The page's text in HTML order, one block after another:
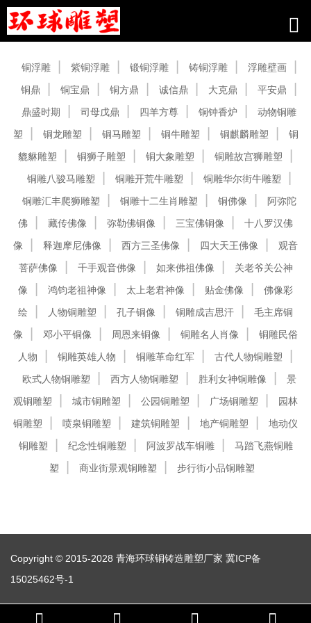
铜浮雕 紫铜浮雕 锻铜浮雕 铸铜浮雕
浮雕壁画
铜鼎
铜宝鼎 铜方鼎 诚信鼎 大克鼎
平安鼎
鼎盛时期
司母戊鼎 四羊方尊 铜钟香炉
动物铜雕
塑
铜龙雕塑 铜马雕塑 铜牛雕塑 铜麒麟雕塑
铜
貔貅雕塑
铜狮子雕塑 铜大象雕塑
铜雕故宫狮雕塑
铜雕八骏马雕塑
铜雕开荒牛雕塑
铜雕华尔街牛雕塑
铜雕汇丰爬狮雕塑
铜雕十二生肖雕塑 铜佛像
阿弥陀
佛
藏传佛像 弥勒佛铜像 三宝佛铜像
十八罗汉佛
像
释迦摩尼佛像 西方三圣佛像 四大天王佛像
观音
菩萨佛像
千手观音佛像 如来佛祖佛像
关老爷关公神
像
鸿钧老祖神像 太上老君神像 贴金佛像
佛像彩
绘
人物铜雕塑 孔子铜像 铜雕成吉思汗
毛主席铜
像
邓小平铜像 周恩来铜像 铜雕名人肖像
铜雕民俗
人物
铜雕英雄人物 铜雕革命红军
古代人物铜雕塑
欧式人物铜雕塑
西方人物铜雕塑 胜利女神铜雕像
景
观铜雕塑
城市铜雕塑 公园铜雕塑 广场铜雕塑
园林
铜雕塑
喷泉铜雕塑 建筑铜雕塑 地产铜雕塑
地动仪
铜雕塑
纪念性铜雕塑 阿波罗战车铜雕
马踏飞燕铜雕
塑
商业街景观铜雕塑 步行街小品铜雕塑
Copyright © 2015-2028 青海环球铜铸造雕塑厂家 冀ICP备
15025462号-1